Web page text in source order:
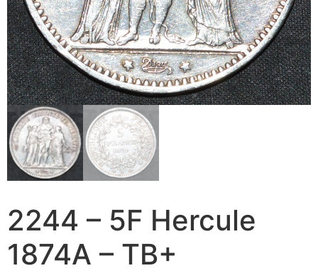
2244 – 5F Hercule
1874A – TB+